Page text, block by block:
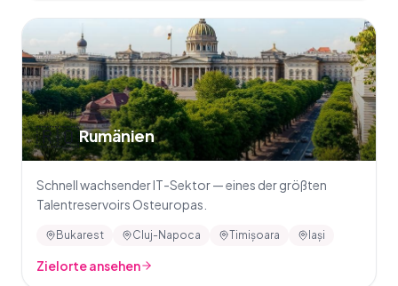
🇷🇴Rumänien
Schnell wachsender IT-Sektor — eines der größten
Talentreservoirs Osteuropas.
Bukarest Cluj-Napoca Timișoara Iași
Zielorte ansehen